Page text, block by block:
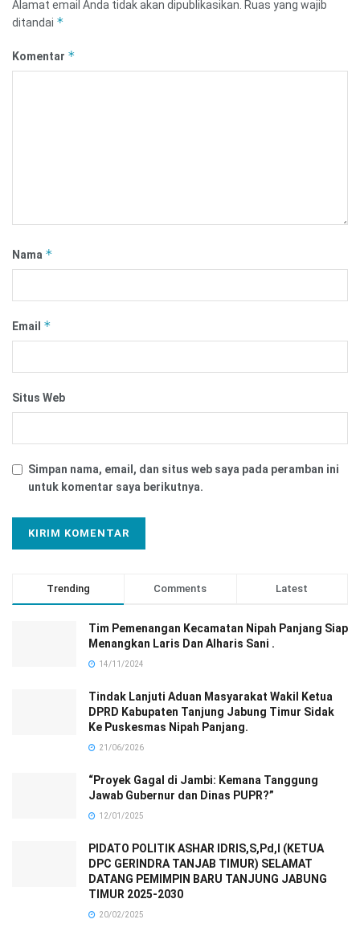
Alamat email Anda tidak akan dipublikasikan. Ruas yang wajib
ditandai *
Komentar *
Nama *
Email *
Situs Web
Simpan nama, email, dan situs web saya pada peramban ini
untuk komentar saya berikutnya.
Trending Comments Latest
Tim Pemenangan Kecamatan Nipah Panjang Siap
Menangkan Laris Dan Alharis Sani .
14/11/2024
Tindak Lanjuti Aduan Masyarakat Wakil Ketua
DPRD Kabupaten Tanjung Jabung Timur Sidak
Ke Puskesmas Nipah Panjang.
21/06/2026
“Proyek Gagal di Jambi: Kemana Tanggung
Jawab Gubernur dan Dinas PUPR?”
12/01/2025
PIDATO POLITIK ASHAR IDRIS,S,Pd,I (KETUA
DPC GERINDRA TANJAB TIMUR) SELAMAT
DATANG PEMIMPIN BARU TANJUNG JABUNG
TIMUR 2025-2030
20/02/2025